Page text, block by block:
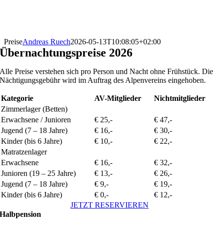
PreiseAndreas Ruech2026-05-13T10:08:05+02:00
Übernachtungspreise 2026
Alle Preise verstehen sich pro Person und Nachtohne Frühstück. Die
Nächtigungsgebühr wird im Auftrag des Alpenvereins eingehoben.
Kategorie AV-Mitglieder
Nichtmitglieder
Zimmerlager (Betten)
Erwachsene / Junioren
€ 25,-
€ 47,-
Jugend (7 – 18 Jahre)
€ 16,-
€ 30,-
Kinder (bis 6 Jahre)
€ 10,-
€ 22,-
Matratzenlager
Erwachsene
€ 16,-
€ 32,-
Junioren (19 – 25 Jahre)
€ 13,-
€ 26,-
Jugend (7 – 18 Jahre)
€ 9,-
€ 19,-
Kinder (bis 6 Jahre)
€ 0,-
€ 12,-
JETZT RESERVIEREN
Halbpension